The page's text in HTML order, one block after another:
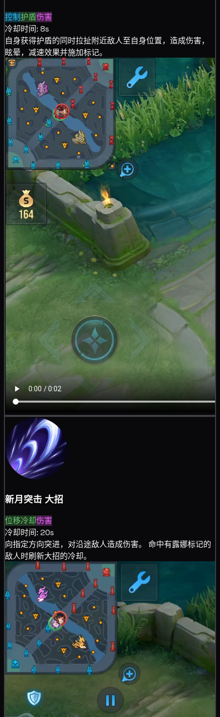
控制护盾伤害
冷却时间: 8s
自身获得护盾的同时拉扯附近敌人至自身位置，造成伤害，
眩晕， 减速效果并施加标记。
新月突击 大招
位移冷却伤害
冷却时间: 20s
向指定方向突进，对沿途敌人造成伤害。 命中有露娜标记的
敌人时刷新大招的冷却。